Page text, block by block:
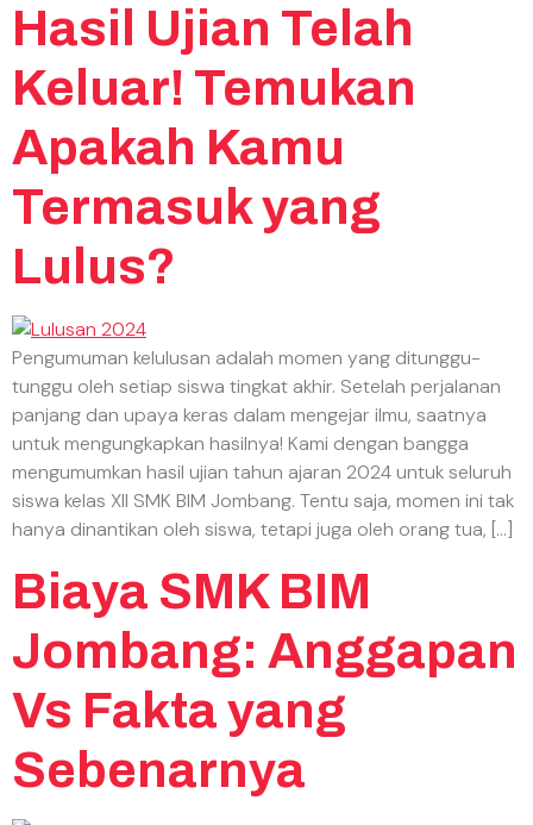
Hasil Ujian Telah
Keluar! Temukan
Apakah Kamu
Termasuk yang
Lulus?
Pengumuman kelulusan adalah momen yang ditunggu-
tunggu oleh setiap siswa tingkat akhir. Setelah perjalanan
panjang dan upaya keras dalam mengejar ilmu, saatnya
untuk mengungkapkan hasilnya! Kami dengan bangga
mengumumkan hasil ujian tahun ajaran 2024 untuk seluruh
siswa kelas XII SMK BIM Jombang. Tentu saja, momen ini tak
hanya dinantikan oleh siswa, tetapi juga oleh orang tua, […]
Biaya SMK BIM
Jombang: Anggapan
Vs Fakta yang
Sebenarnya